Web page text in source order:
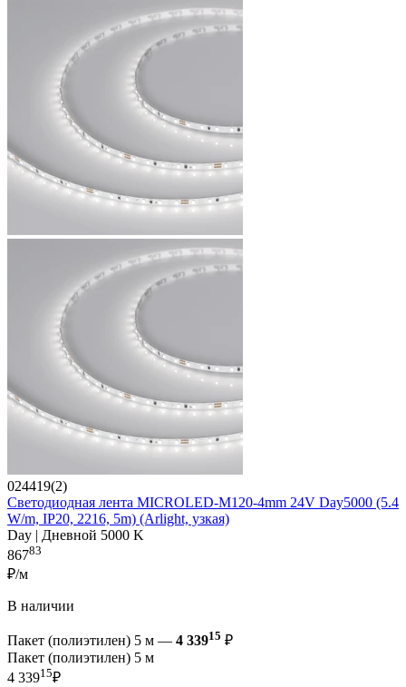
024419(2)
Светодиодная лента MICROLED-M120-4mm 24V Day5000 (5.4
W/m, IP20, 2216, 5m) (Arlight, узкая)
Day | Дневной 5000 K
86783
₽/м
В наличии
Пакет (полиэтилен) 5 м — 4 33915 ₽
Пакет (полиэтилен) 5 м
4 33915₽